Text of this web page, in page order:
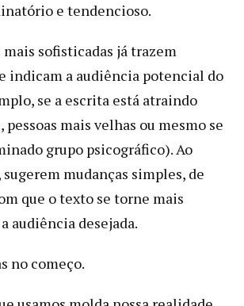
e tendencioso.
sofisticadas já trazem
indicam a audiência potencial do
se a escrita está atraindo
mais velhas ou mesmo se
grupo psicográfico). Ao
mudanças simples, de
que o texto se torne mais
audiência desejada.
no começo.